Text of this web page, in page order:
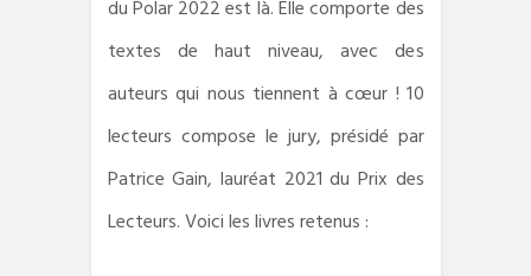
du Polar 2022 est là. Elle comporte des
textes de haut niveau, avec des
auteurs qui nous tiennent à cœur ! 10
lecteurs compose le jury, présidé par
Patrice Gain, lauréat 2021 du Prix des
Lecteurs. Voici les livres retenus :